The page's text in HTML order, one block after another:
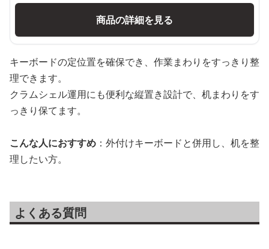
商品の詳細を見る
キーボードの定位置を確保でき、作業まわりをすっきり整
理できます。
クラムシェル運用にも便利な縦置き設計で、机まわりをす
っきり保てます。
こんな人におすすめ ：外付けキーボードと併用し、机を整
理したい方。
よくある質問